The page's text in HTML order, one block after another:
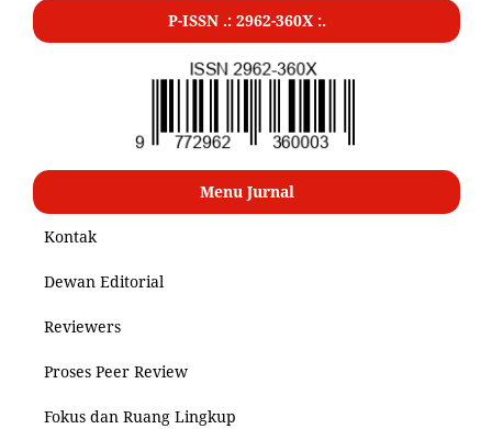
P-ISSN .: 2962-360X :.
Menu Jurnal
Kontak
Dewan Editorial
Reviewers
Proses Peer Review
Fokus dan Ruang Lingkup